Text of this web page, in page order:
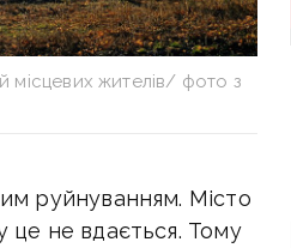
місцевих жителів/ фото з
руйнуванням. Місто
це не вдається. Тому